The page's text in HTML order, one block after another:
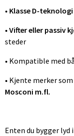
• Klasse D-teknologi
• Vifter eller passiv
steder
• Kompatible med
• Kjente merker som
Mosconi m.fl.
Enten du bygger